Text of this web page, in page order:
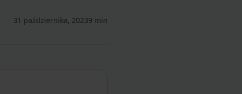
31 października, 20239 min